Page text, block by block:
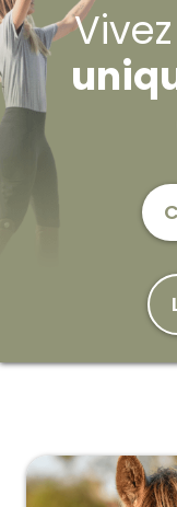
Vivez